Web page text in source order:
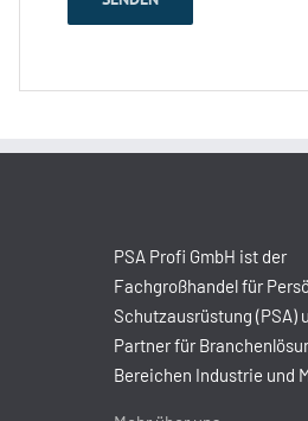
PSA Profi GmbH ist der
Fachgroßhandel für
Schutzausrüstung (PSA)
Partner für
Bereichen Industrie und